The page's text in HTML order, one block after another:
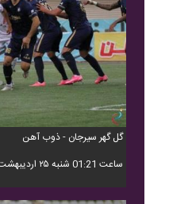
گل گهر سیرجان - ذوب آهن
ساعت 01:21 شنبه ۲۵ اردیبهشت ۱۴۰۰